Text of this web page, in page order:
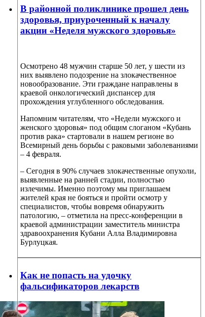
В районной поликлинике прошел день
здоровья, приуроченный к началу
акции «Неделя мужского здоровья»
Осмотрено 48 мужчин старше 50 лет, у шести из
них выявлено подозрение на злокачественное
новообразование. Эти граждане направлены в
краевой онкологический диспансер для
прохождения углубленного обследования.
Напомним читателям, что «Недели мужского и
женского здоровья» под общим слоганом «Кубань
против рака» стартовали в нашем регионе во
Всемирный день борьбы с раковыми заболеваниями
– 4 февраля.
– Сегодня в 90% случаев злокачественные опухоли,
выявленные на ранней стадии, полностью
излечимы. Именно поэтому мы приглашаем
жителей края не бояться и пройти осмотр у
специалистов, чтобы вовремя обнаружить
патологию, – отметила на пресс-конференции в
краевой администрации заместитель министра
здравоохранения Кубани Алла Владимировна
Бурлуцкая.
Как не попасть на удочку
фальсификаторов лекарств